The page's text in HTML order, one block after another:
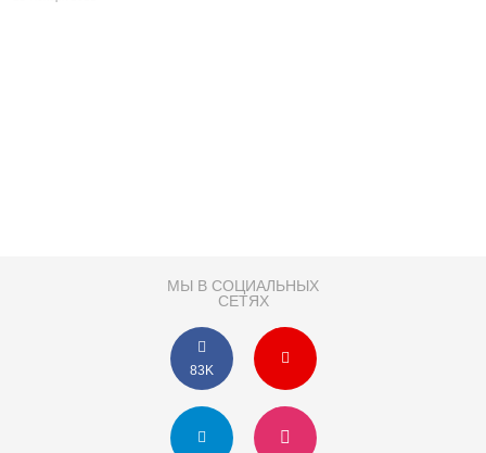
МЫ В СОЦИАЛЬНЫХ
СЕТЯХ
83K